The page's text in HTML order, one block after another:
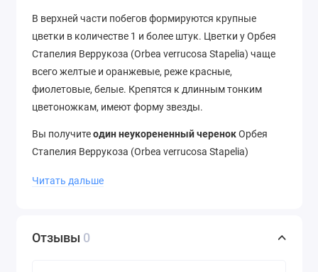
В верхней части побегов формируются крупные
цветки в количестве 1 и более штук. Цветки у Орбея
Стапелия Веррукоза (Orbea verrucosa Stapelia) чаще
всего желтые и оранжевые, реже красные,
фиолетовые, белые. Крепятся к длинным тонким
цветоножкам, имеют форму звезды.
Вы получитеодин неукорененный черенокОрбея
Стапелия Веррукоза (Orbea verrucosa Stapelia)
Купить Черенок Орбея Стапелия Веррукоза (Orbea
Читать дальше
Отзывы 0